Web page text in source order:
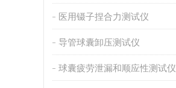
医用镊子捏合力测试仪
导管球囊卸压测试仪
球囊疲劳泄漏和顺应性测试仪